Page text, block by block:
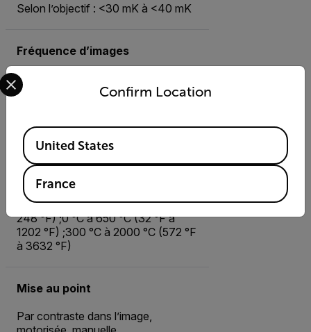
Selon l’objectif : <30 mK à <40 mK
Fréquence d’images
30 Hz
A400, A500 : -20 °C à 120 °C (-4
°F à 248 °F) ; 0 °C à 650 °C (32 °F
à 1 202 °F) ; 300 °C à 1 500 °C (572
°F à 2 732 °F)
A700 : -20 °C à 120 °C (-4 °F à
248 °F) ;0 °C à 650 °C (32 °F à
1202 °F) ;300 °C à 2000 °C (572 °F
à 3632 °F)
Mise au point
Par contraste dans l’image,
Confirm Location
Select your preferred country and language from the
Available Locations
United States
France